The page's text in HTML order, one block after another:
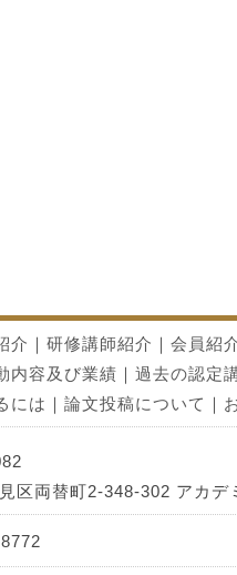
介 ｜研修講師紹介 ｜会員紹
内容及び業績 ｜過去の認定
には ｜論文投稿について ｜
区両替町2-348-302 アカデ